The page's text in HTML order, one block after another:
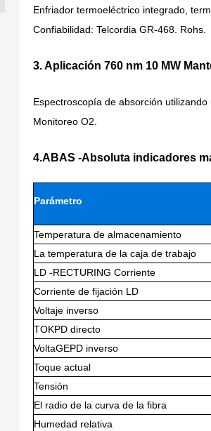
Enfriador termoeléctrico integrado,
Confiabilidad: Telcordia GR-468. Rohs.
3. Aplicación 760 nm 10 MW
Espectroscopía de absorción
Monitoreo O2.
4.ABAS -Absoluta indicadores
Parámetro
Temperatura de almacenamiento
La temperatura de la caja de trabajo
LD -RECTURING Corriente
Corriente de fijación LD
Voltaje inverso
TOKPD directo
VoltaGEPD inverso
Toque actual
Tensión
El radio de la curva de la fibra
Humedad relativa